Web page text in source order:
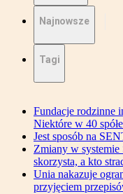
Najnowsze
Tagi
Fundacje rodzinne
Niektóre w 40
Jest sposób na
Zmiany w
skorzysta, a kto
Unia nakazuje
przyjęciem